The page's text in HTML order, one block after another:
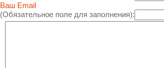
Ваш Email
(Обязательное поле для заполнения):